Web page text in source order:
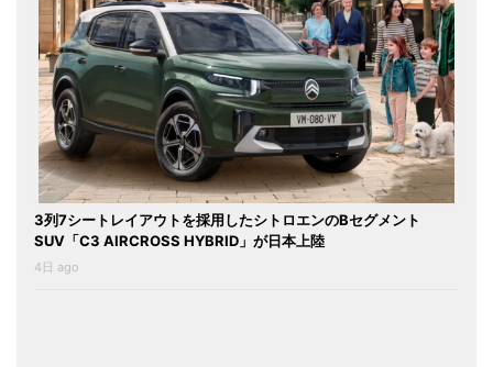
3列7シートレイアウトを採用したシトロエンのBセグメント
SUV「C3 AIRCROSS HYBRID」が日本上陸
4日 ago